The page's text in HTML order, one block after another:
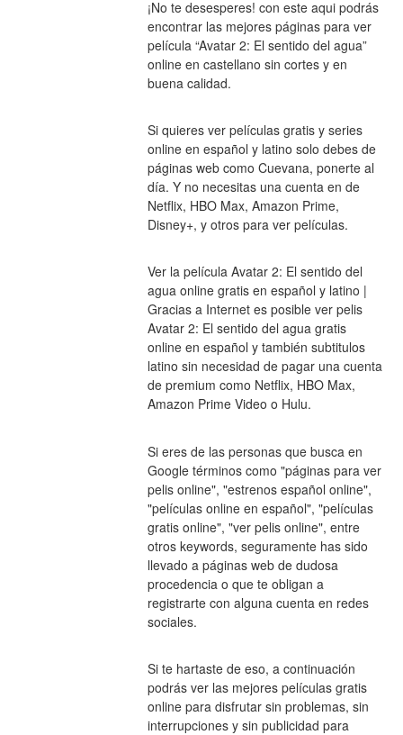
¡No te desesperes! con este aqui podrás
encontrar las mejores páginas para ver
película “Avatar 2: El sentido del agua”
online en castellano sin cortes y en
buena calidad.
Si quieres ver películas gratis y series
online en español y latino solo debes de
páginas web como Cuevana, ponerte al
día. Y no necesitas una cuenta en de
Netflix, HBO Max, Amazon Prime,
Disney+, y otros para ver películas.
Ver la película Avatar 2: El sentido del
agua online gratis en español y latino |
Gracias a Internet es posible ver pelis
Avatar 2: El sentido del agua gratis
online en español y también subtitulos
latino sin necesidad de pagar una cuenta
de premium como Netflix, HBO Max,
Amazon Prime Video o Hulu.
Si eres de las personas que busca en
Google términos como "páginas para ver
pelis online", "estrenos español online",
"películas online en español", "películas
gratis online", "ver pelis online", entre
otros keywords, seguramente has sido
llevado a páginas web de dudosa
procedencia o que te obligan a
registrarte con alguna cuenta en redes
sociales.
Si te hartaste de eso, a continuación
podrás ver las mejores películas gratis
online para disfrutar sin problemas, sin
interrupciones y sin publicidad para